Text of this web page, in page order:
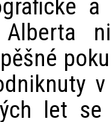
a
let